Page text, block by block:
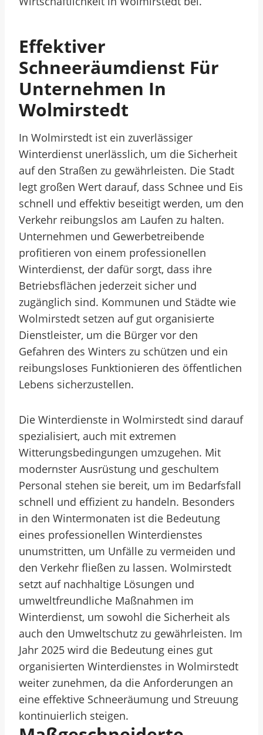
Effektiver
Schneeräumdienst Für
Unternehmen In
Wolmirstedt
In Wolmirstedt ist ein zuverlässiger
Winterdienst unerlässlich, um die Sicherheit
auf den Straßen zu gewährleisten. Die Stadt
legt großen Wert darauf, dass Schnee und Eis
schnell und effektiv beseitigt werden, um den
Verkehr reibungslos am Laufen zu halten.
Unternehmen und Gewerbetreibende
profitieren von einem professionellen
Winterdienst, der dafür sorgt, dass ihre
Betriebsflächen jederzeit sicher und
zugänglich sind. Kommunen und Städte wie
Wolmirstedt setzen auf gut organisierte
Dienstleister, um die Bürger vor den
Gefahren des Winters zu schützen und ein
reibungsloses Funktionieren des öffentlichen
Lebens sicherzustellen.
Die Winterdienste in Wolmirstedt sind darauf
spezialisiert, auch mit extremen
Witterungsbedingungen umzugehen. Mit
modernster Ausrüstung und geschultem
Personal stehen sie bereit, um im Bedarfsfall
schnell und effizient zu handeln. Besonders
in den Wintermonaten ist die Bedeutung
eines professionellen Winterdienstes
unumstritten, um Unfälle zu vermeiden und
den Verkehr fließen zu lassen. Wolmirstedt
setzt auf nachhaltige Lösungen und
umweltfreundliche Maßnahmen im
Winterdienst, um sowohl die Sicherheit als
auch den Umweltschutz zu gewährleisten. Im
Jahr 2025 wird die Bedeutung eines gut
organisierten Winterdienstes in Wolmirstedt
weiter zunehmen, da die Anforderungen an
eine effektive Schneeräumung und Streuung
kontinuierlich steigen.